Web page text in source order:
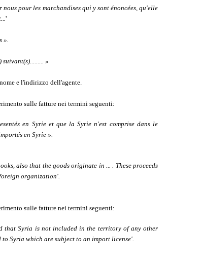
pour les marchandises qui y sont énoncées, qu'elle
'
».
»
e l'indirizzo dell'agente.
sulle fatture nei termini seguenti:
en Syrie et que la Syrie n'est comprise dans le
en Syrie ».
also that the goods originate in ... . These proceeds
organization'.
sulle fatture nei termini seguenti:
that Syria is not included in the territory of any other
Syria which are subject to an import license'.